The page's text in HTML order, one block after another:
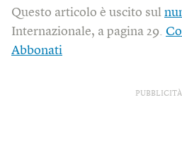
Questo articolo è uscito sul
Internazionale, a pagina 29.
Abbonati
PUBBLICITÀ